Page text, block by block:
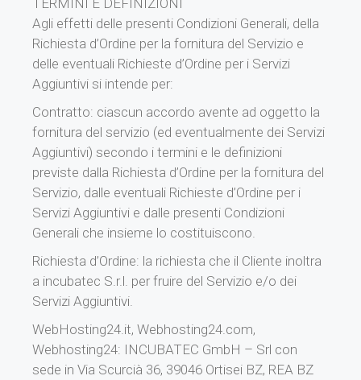
TERMINI E DEFINIZIONI
Agli effetti delle presenti Condizioni Generali, della
Richiesta d’Ordine per la fornitura del Servizio e
delle eventuali Richieste d’Ordine per i Servizi
Aggiuntivi si intende per:
Contratto: ciascun accordo avente ad oggetto la
fornitura del servizio (ed eventualmente dei Servizi
Aggiuntivi) secondo i termini e le definizioni
previste dalla Richiesta d’Ordine per la fornitura del
Servizio, dalle eventuali Richieste d’Ordine per i
Servizi Aggiuntivi e dalle presenti Condizioni
Generali che insieme lo costituiscono.
Richiesta d’Ordine: la richiesta che il Cliente inoltra
a incubatec S.r.l. per fruire del Servizio e/o dei
Servizi Aggiuntivi.
WebHosting24.it, Webhosting24.com,
Webhosting24: INCUBATEC GmbH – Srl con
sede in Via Scurcià 36, 39046 Ortisei BZ, REA BZ